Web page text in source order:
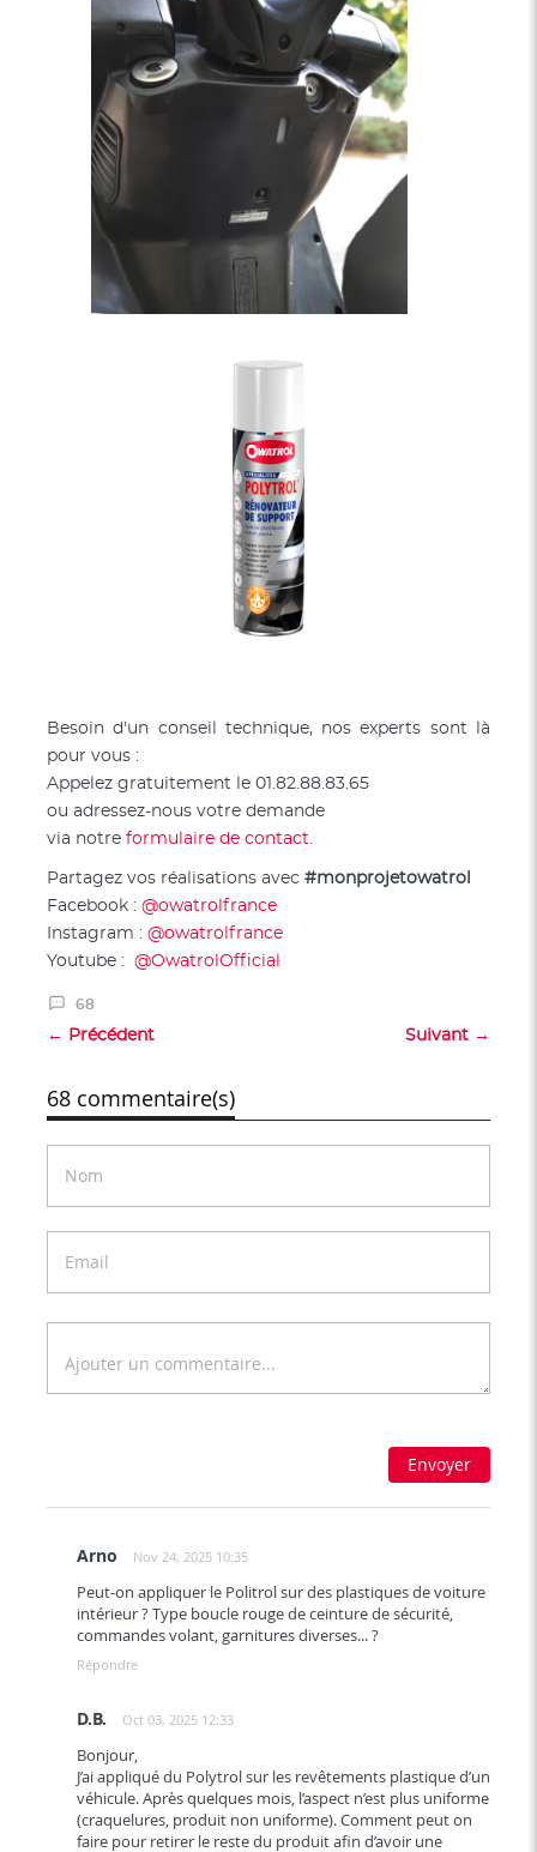
68
Besoin d'un conseil technique, nos experts sont là
pour vous :
Appelez gratuitement le 01.82.88.83.65
ou adressez-nous votre demande
via notre formulaire de contact
Partagez vos réalisations avec #monprojetowatrol
Facebook : @owatrolfrance
Instagram : @owatrolfrance
Youtube : @OwatrolOfficial
← Précédent Suivant →
68 commentaire(s)
Envoyer
Arno Nov 24, 2025 10:35
Peut-on appliquer le Politrol sur des plastiques de voiture
intérieur ? Type boucle rouge de ceinture de sécurité,
commandes volant, garnitures diverses... ?
Répondre
D.B. Oct 03, 2025 12:33
Bonjour,
J’ai appliqué du Polytrol sur les revêtements plastique d’un
véhicule. Après quelques mois, l’aspect n’est plus uniforme
(craquelures, produit non uniforme). Comment peut on
faire pour retirer le reste du produit afin d’avoir une